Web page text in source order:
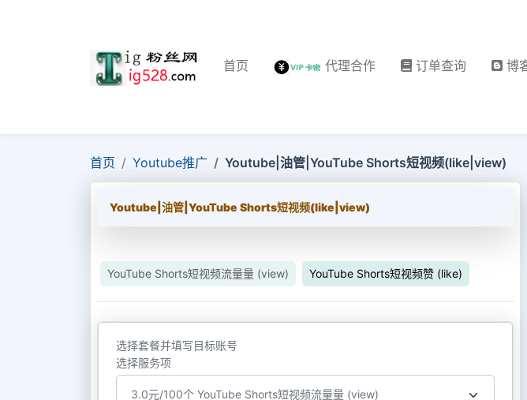
首页 代理合作 订单查询 博
首页 Youtube推广 Youtube|油管|YouTube Shorts短视频(like|view)
Youtube|油管|YouTube Shorts短视频(like|view)
YouTube Shorts短视频流量量 (view) YouTube Shorts短视频赞 (like)
选择套餐并填写目标账号
选择服务项